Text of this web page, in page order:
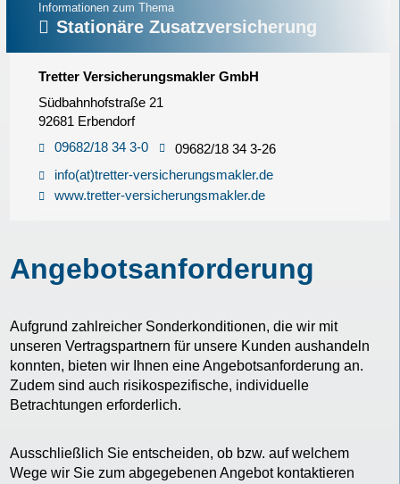
Informationen zum Thema
Stationäre Zusatzversicherung
Tretter Versicherungsmakler GmbH
Südbahnhofstraße 21
92681 Erbendorf
09682/18 34 3-0
09682/18 34 3-26
info(at)tretter-versicherungsmakler.de
www.tretter-versicherungsmakler.de
Angebotsanforderung
Aufgrund zahlreicher Sonderkonditionen, die wir mit
unseren Vertragspartnern für unsere Kunden aushandeln
konnten, bieten wir Ihnen eine Angebotsanforderung an.
Zudem sind auch risikospezifische, individuelle
Betrachtungen erforderlich.
Ausschließlich Sie entscheiden, ob bzw. auf welchem
Wege wir Sie zum abgegebenen Angebot kontaktieren